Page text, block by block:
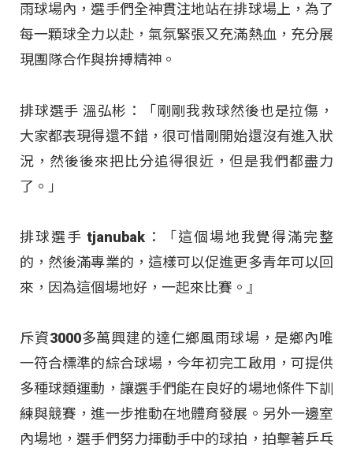
雨球場內，選手們全神貫注地站在排球場上，為了
每一顆球全力以赴，氣氛緊張又充滿熱血，充分展
現團隊合作與拚搏精神。
排球選手 溫弘彬：「剛剛我救球然後也是拉傷，
大家都表現得還不錯，很可惜剛開始還沒有進入狀
況，然後後來把比分追得很近，但是我們都盡力
了。」
排球選手 tjanubak：「這個場地我覺得滿完整
的，然後滿專業的，這樣可以促進更多青年可以回
來，因為這個場地好，一起來比賽。』
斥資3000多萬興建的達仁鄉風雨球場，是鄉內唯
一符合標準的綜合球場，今年初完工啟用，可提供
多種球類運動，讓選手們能在良好的場地條件下訓
練與競賽，進一步推動在地體育發展。另外一邊室
內場地，選手們努力揮動手中的球拍，拍擊著乒乓